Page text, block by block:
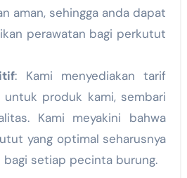
aman, sehingga anda dapat
perawatan bagi perkutut
: Kami menyediakan tarif
produk kami, sembari
Kami meyakini bahwa
yang optimal seharusnya
bagi setiap pecinta burung.